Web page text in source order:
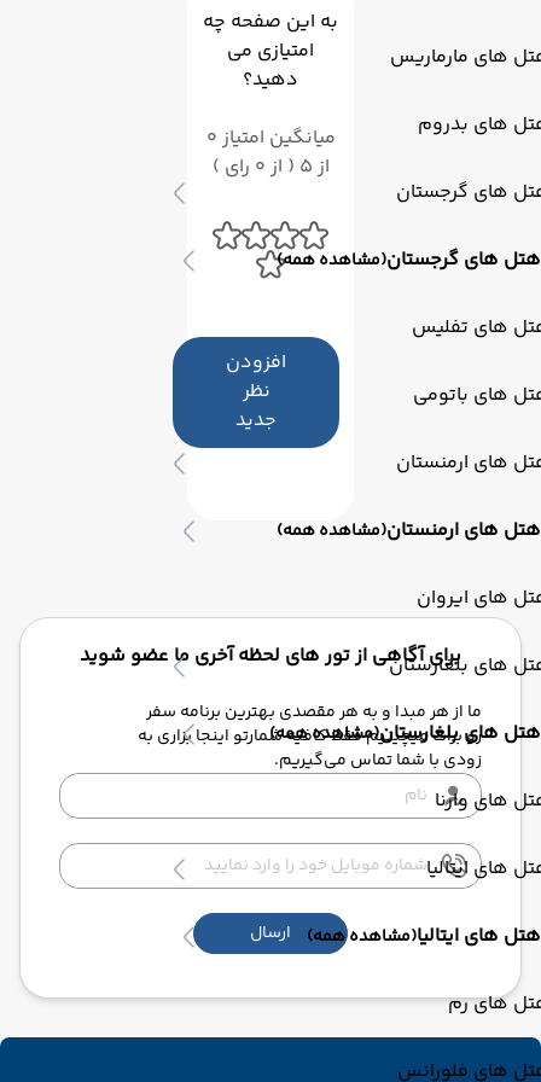
های مارماریس
های بدروم
های گرجستان
هتل های گرجستان(مشاهده همه)
های تفلیس
های باتومی
های ارمنستان
هتل های ارمنستان(مشاهده همه)
های ایروان
های بلغارستان
هتل های بلغارستان(مشاهده همه)
های وارنا
های ایتالیا
هتل های ایتالیا(مشاهده همه)
های رم
های فلورانس
به این صفحه چه
امتیازی می
دهید؟
میانگین امتیاز 0
از 5 ( از 0 رای )
افزودن
نظر
جدید
برای آگاهی از تور های لحظه آخری ما عضو شوید
ما از هر مبدا و به هر مقصدی بهترین برنامه سفر
رو برات میچینیم فقط کافیه شمارتو اینجا بزاری به
زودی با شما تماس می‌گیریم.
ارسال